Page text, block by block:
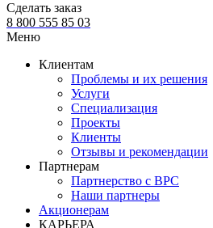
Сделать заказ
8 800 555 85 03
Меню
Клиентам
Проблемы и их решения
Услуги
Специализация
Проекты
Клиенты
Отзывы и рекомендации
Партнерам
Партнерство с BPC
Наши партнеры
Акционерам
КАРЬЕРА